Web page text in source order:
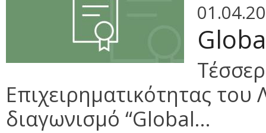
Επιχειρηματικότητας
διαγωνισμό “Global...